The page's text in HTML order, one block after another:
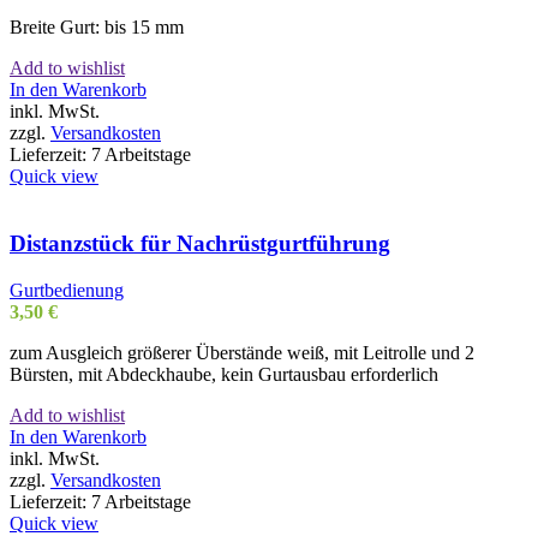
Breite Gurt: bis 15 mm
Add to wishlist
In den Warenkorb
inkl. MwSt.
zzgl. Versandkosten
Lieferzeit: 7 Arbeitstage
Quick view
Distanzstück für Nachrüstgurtführung
Gurtbedienung
3,50 €
zum Ausgleich größerer Überstände weiß, mit Leitrolle und 2
Bürsten, mit Abdeckhaube, kein Gurtausbau erforderlich
Add to wishlist
In den Warenkorb
inkl. MwSt.
zzgl. Versandkosten
Lieferzeit: 7 Arbeitstage
Quick view